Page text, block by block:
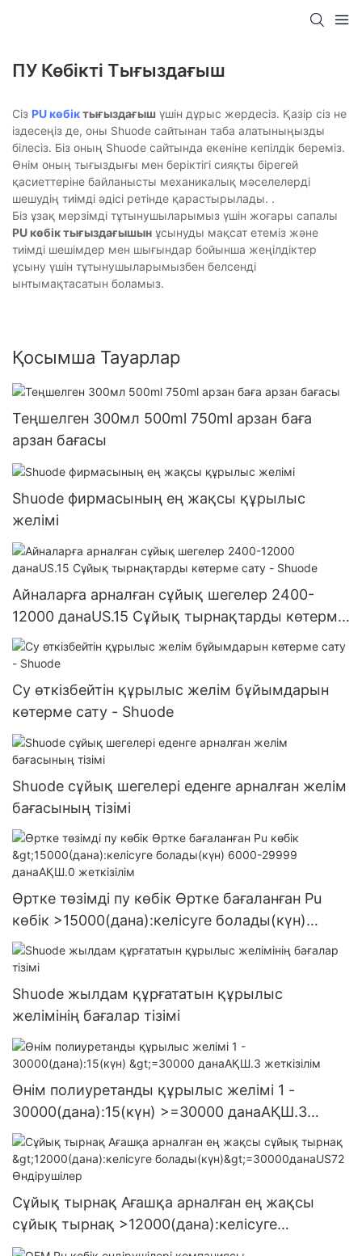
ПУ Көбікті Тығыздағыш
Сіз PU көбіктығыздағыш үшін дұрыс жердесіз. Қазір сіз не
іздесеңіз де, оны Shuode сайтынан таба алатыныңызды
білесіз. Біз оның Shuode сайтында екеніне кепілдік береміз.
Өнім оның тығыздығы мен беріктігі сияқты бірегей
қасиеттеріне байланысты механикалық мәселелерді
шешудің тиімді әдісі ретінде қарастырылады. .
Біз ұзақ мерзімді тұтынушыларымыз үшін жоғары сапалы
PU көбік тығыздағышын ұсынуды мақсат етеміз және
тиімді шешімдер мен шығындар бойынша жеңілдіктер
ұсыну үшін тұтынушыларымызбен белсенді
ынтымақтасатын боламыз.
Қосымша Тауарлар
Теңшелген 300мл 500ml 750ml арзан баға
арзан бағасы
Shuode фирмасының ең жақсы құрылыс
желімі
Айналарға арналған сұйық шегелер 2400-
12000 данаUS.15 Сұйық тырнақтарды көтерме
сату - Shuode
Су өткізбейтін құрылыс желім бұйымдарын
көтерме сату - Shuode
Shuode сұйық шегелері еденге арналған желім
бағасының тізімі
Өртке төзімді пу көбік Өртке бағаланған Pu
көбік >15000(дана):келісуге болады(күн)
6000-29999 данаАҚШ.0 жеткізілім
Shuode жылдам құрғататын құрылыс
желімінің бағалар тізімі
Өнім полиуретанды құрылыс желімі 1 -
30000(дана):15(күн) >=30000 данаАҚШ.3
жеткізілім
Сұйық тырнақ Ағашқа арналған ең жақсы
сұйық тырнақ >12000(дана):келісуге
болады(күн)>=30000данаUS72 Өндірушілер